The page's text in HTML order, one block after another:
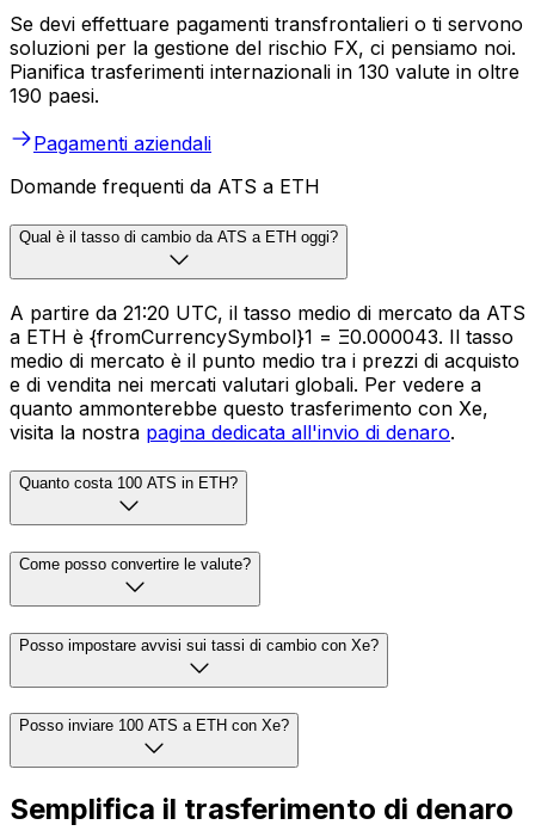
Se devi effettuare pagamenti transfrontalieri o ti servono
soluzioni per la gestione del rischio FX, ci pensiamo noi.
Pianifica trasferimenti internazionali in 130 valute in oltre
190 paesi.
Pagamenti aziendali
Domande frequenti da ATS a ETH
Qual è il tasso di cambio da ATS a ETH oggi?
A partire da 21:20 UTC, il tasso medio di mercato da ATS
a ETH è {fromCurrencySymbol}1 = Ξ0.000043. Il tasso
medio di mercato è il punto medio tra i prezzi di acquisto
e di vendita nei mercati valutari globali. Per vedere a
quanto ammonterebbe questo trasferimento con Xe,
visita la nostra pagina dedicata all'invio di denaro.
Quanto costa 100 ATS in ETH?
Come posso convertire le valute?
Posso impostare avvisi sui tassi di cambio con Xe?
Posso inviare 100 ATS a ETH con Xe?
Semplifica il trasferimento di denaro